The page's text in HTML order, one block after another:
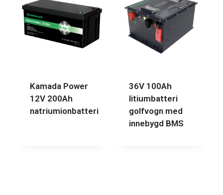
Kamada Power
12V 200Ah
natriumionbatteri
36V 100Ah
litiumbatteri
golfvogn med
innebygd BMS